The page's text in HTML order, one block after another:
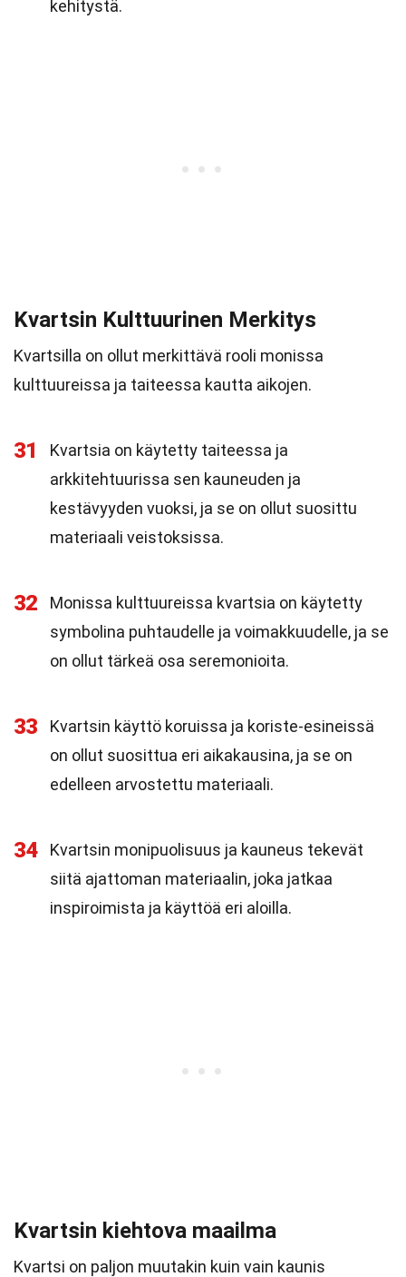
kehitystä.
Kvartsin Kulttuurinen Merkitys
Kvartsilla on ollut merkittävä rooli monissa
kulttuureissa ja taiteessa kautta aikojen.
31
Kvartsia on käytetty taiteessa ja
arkkitehtuurissa sen kauneuden ja
kestävyyden vuoksi, ja se on ollut suosittu
materiaali veistoksissa.
32
Monissa kulttuureissa kvartsia on käytetty
symbolina puhtaudelle ja voimakkuudelle, ja se
on ollut tärkeä osa seremonioita.
33
Kvartsin käyttö koruissa ja koriste-esineissä
on ollut suosittua eri aikakausina, ja se on
edelleen arvostettu materiaali.
34
Kvartsin monipuolisuus ja kauneus tekevät
siitä ajattoman materiaalin, joka jatkaa
inspiroimista ja käyttöä eri aloilla.
Kvartsin kiehtova maailma
Kvartsi on paljon muutakin kuin vain kaunis